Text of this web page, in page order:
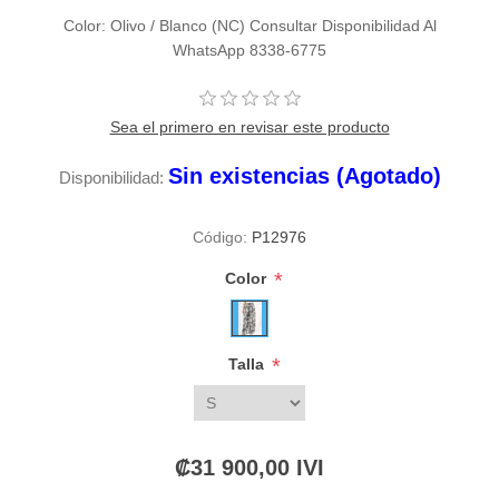
Color: Olivo / Blanco (NC) Consultar Disponibilidad Al
WhatsApp 8338-6775
Sea el primero en revisar este producto
Disponibilidad: Sin existencias (Agotado)
Código: P12976
Color *
Talla *
₡31 900,00 IVI